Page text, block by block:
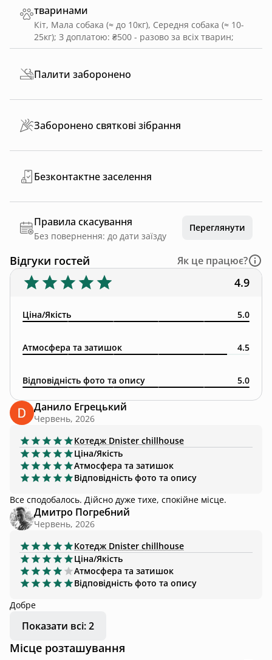
тваринами
Кіт, Мала собака (≈ до 10кг), Середня собака (≈ 10-
25кг); З доплатою: ₴500 - разово за всіх тварин;
Палити заборонено
Заборонено святкові зібрання
Безконтактне заселення
Правила скасування
Без повернення: до дати заїзду
Переглянути
Відгуки гостей Як це працює?
4.9
Ціна/Якість 5.0
Атмосфера та затишок 4.5
Відповідність фото та опису 5.0
Данило Егрецький
Червень, 2026
Котедж Dnister chillhouse
Ціна/Якість
Атмосфера та затишок
Відповідність фото та опису
Все сподобалось. Дійсно дуже тихе, спокійне місце.
Дмитро Погребний
Червень, 2026
Котедж Dnister chillhouse
Ціна/Якість
Атмосфера та затишок
Відповідність фото та опису
Добре
Показати всі: 2
Місце розташування